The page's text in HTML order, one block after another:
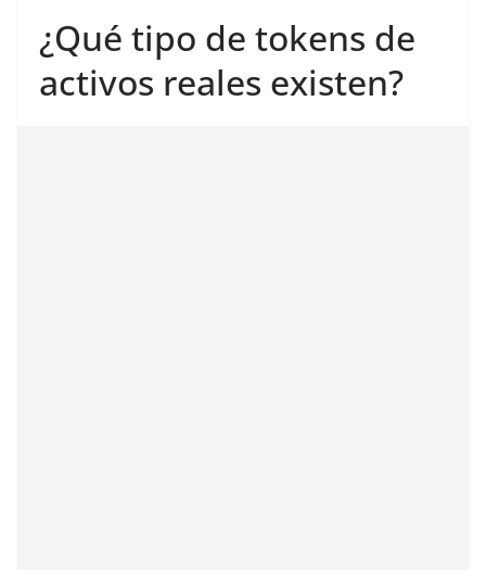
¿Qué tipo de tokens de
activos reales existen?